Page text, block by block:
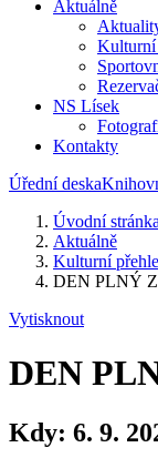
Aktuálně
Kulturní
NS Lísek
Kontakty
Úřední deska
Úvodní stránka
Aktuálně
Kulturní
DEN PLNÝ
Vytisknout
DEN
Kdy: 6. 9.